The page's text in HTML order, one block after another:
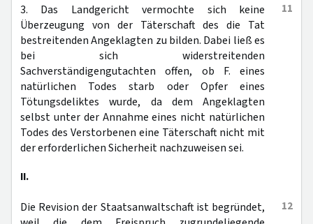
11
3. Das Landgericht vermochte sich keine
Überzeugung von der Täterschaft des die Tat
bestreitenden Angeklagten zu bilden. Dabei ließ es
bei sich widerstreitenden
Sachverständigengutachten offen, ob F. eines
natürlichen Todes starb oder Opfer eines
Tötungsdeliktes wurde, da dem Angeklagten
selbst unter der Annahme eines nicht natürlichen
Todes des Verstorbenen eine Täterschaft nicht mit
der erforderlichen Sicherheit nachzuweisen sei.
II.
12
Die Revision der Staatsanwaltschaft ist begründet,